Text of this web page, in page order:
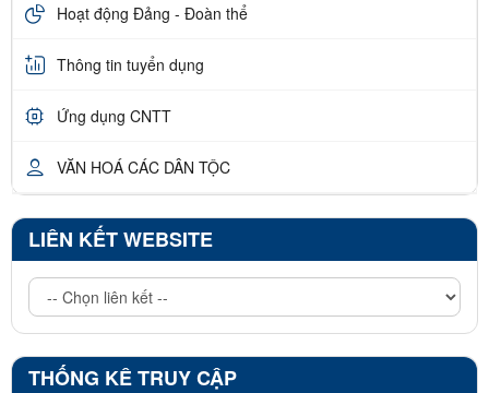
Hoạt động Đảng - Đoàn thể
Thông tin tuyển dụng
Ứng dụng CNTT
VĂN HOÁ CÁC DÂN TỘC
LIÊN KẾT WEBSITE
THỐNG KÊ TRUY CẬP